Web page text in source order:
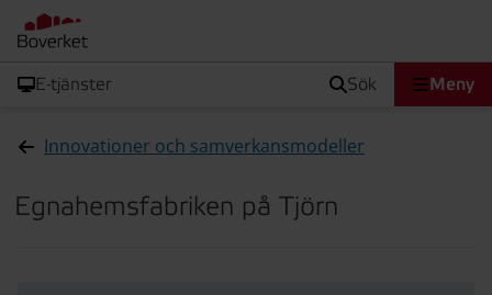
E-tjänster sök Meny
Innovationer och samverkansmodeller
Egnahemsfabriken på Tjörn